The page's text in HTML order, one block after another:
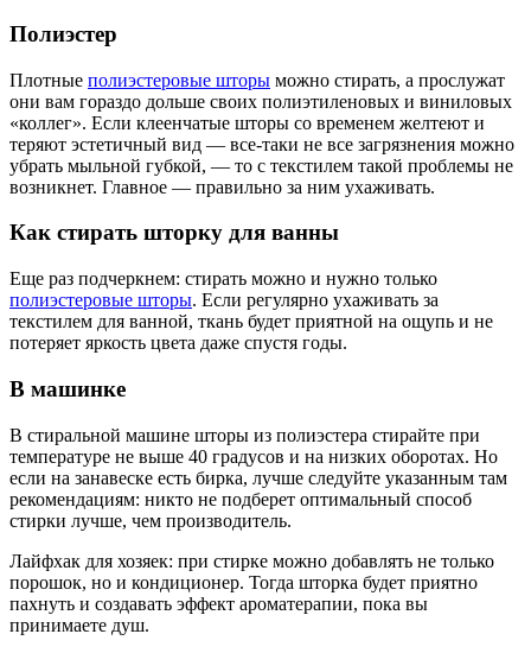
Полиэстер
Плотные полиэстеровые шторы можно стирать, а прослужат
они вам гораздо дольше своих полиэтиленовых и виниловых
«коллег». Если клеенчатые шторы со временем желтеют и
теряют эстетичный вид — все-таки не все загрязнения можно
убрать мыльной губкой, — то с текстилем такой проблемы не
возникнет. Главное — правильно за ним ухаживать.
Как стирать шторку для ванны
Еще раз подчеркнем: стирать можно и нужно только
полиэстеровые шторы. Если регулярно ухаживать за
текстилем для ванной, ткань будет приятной на ощупь и не
потеряет яркость цвета даже спустя годы.
В машинке
В стиральной машине шторы из полиэстера стирайте при
температуре не выше 40 градусов и на низких оборотах. Но
если на занавеске есть бирка, лучше следуйте указанным там
рекомендациям: никто не подберет оптимальный способ
стирки лучше, чем производитель.
Лайфхак для хозяек: при стирке можно добавлять не только
порошок, но и кондиционер. Тогда шторка будет приятно
пахнуть и создавать эффект ароматерапии, пока вы
принимаете душ.